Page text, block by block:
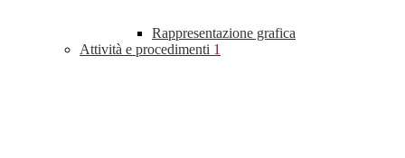
Rappresentazione grafica
Attività e procedimenti 1